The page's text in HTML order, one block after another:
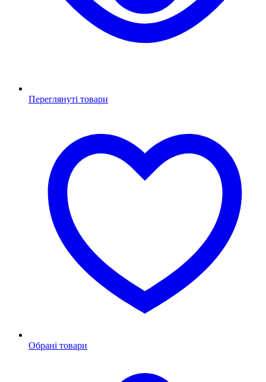
Переглянуті товари
Обрані товари